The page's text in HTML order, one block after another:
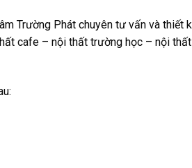
Trường Phát chuyên tư vấn và
cafe – nội thất trường học – nội